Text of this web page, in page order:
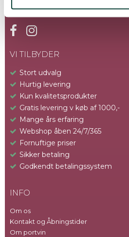
FØLG OS
VI TILBYDER
Stort udvalg
Hurtig levering
Kun kvalitetsprodukter
Gratis levering v køb af 1000,-
Mange års erfaring
Webshop åben 24/7/365
Fornuftige priser
Sikker betaling
Godkendt betalingssystem
INFO
Om os
Kontakt og Åbningstider
Om portvin